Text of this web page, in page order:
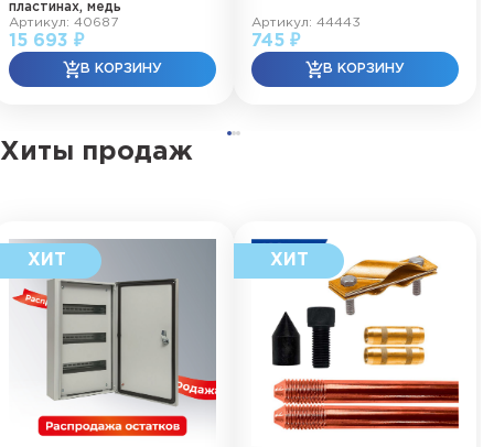
пластинах, медь
Артикул: 40687
15 693 ₽
Артикул: 44443
745 ₽
Хиты продаж